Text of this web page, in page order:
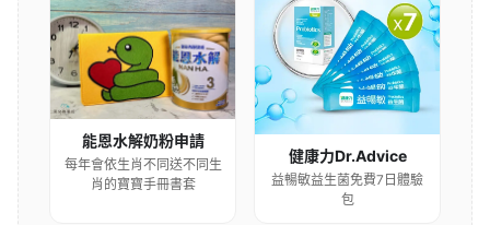
能恩水解奶粉申請
每年會依生肖不同送不同生
肖的寶寶手冊書套
健康力Dr.Advice
益暢敏益生菌免費7日體驗
包